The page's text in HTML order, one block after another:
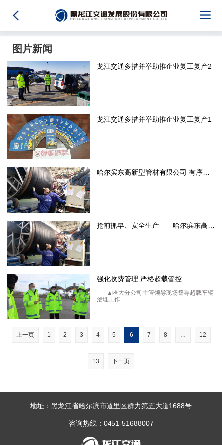
图片新闻
龙江交通多措并举助推企业复工复产2
龙江交通多措并举助推企业复工复产1
哈尔滨东高新型管材有限公司 有序推进复工复产工作
强化收费管理 严格超载管控
▲哈大分公司主管领导现场督导超载车辆
治理工作
上一页 1 2 3 4 5 6 7 8 ... 12
13 下一页
地址：黑龙江省哈尔滨市道里区群力第五大道1688号
咨询热线：0451-51688007